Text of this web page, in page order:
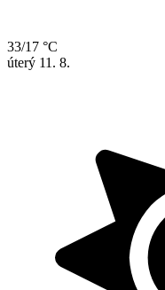
33/17 °C
úterý 11. 8.